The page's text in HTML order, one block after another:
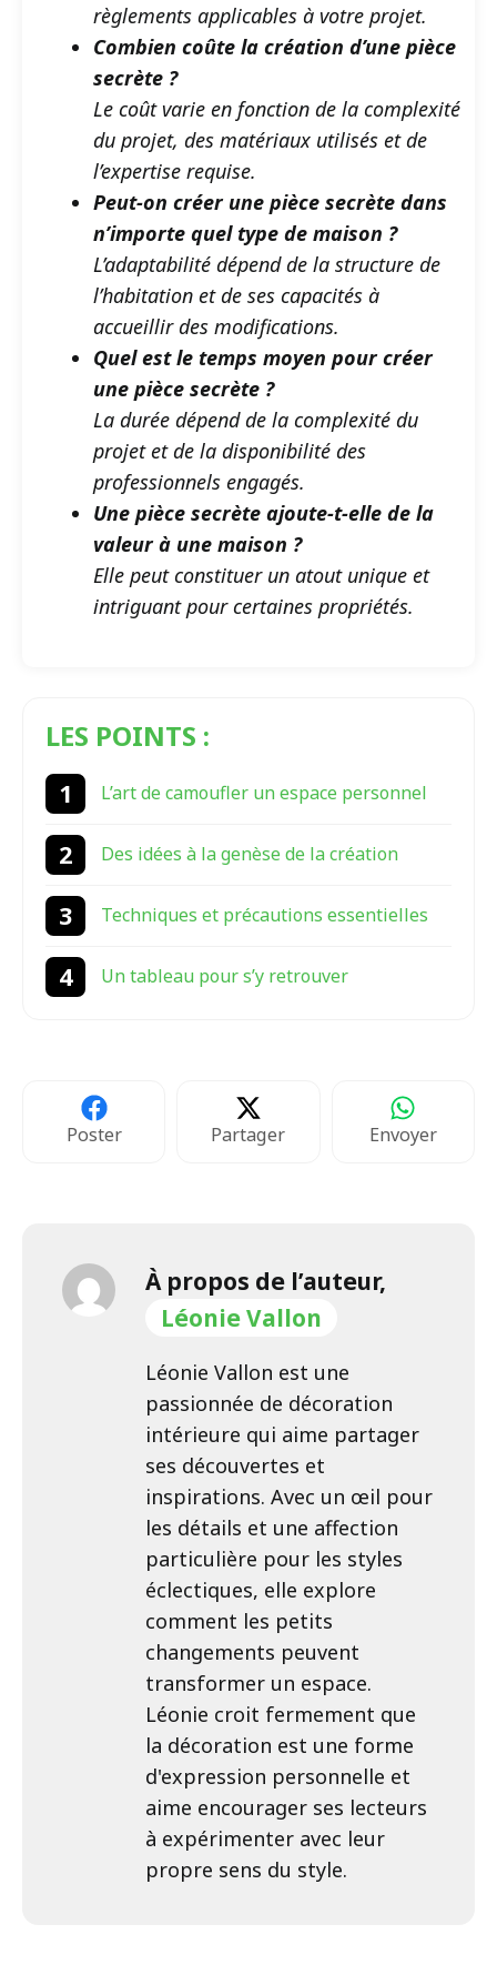
règlements applicables à votre projet.
Combien coûte la création d’une pièce
secrète ?
Le coût varie en fonction de la complexité
du projet, des matériaux utilisés et de
l’expertise requise.
Peut-on créer une pièce secrète dans
n’importe quel type de maison ?
L’adaptabilité dépend de la structure de
l’habitation et de ses capacités à
accueillir des modifications.
Quel est le temps moyen pour créer
une pièce secrète ?
La durée dépend de la complexité du
projet et de la disponibilité des
professionnels engagés.
Une pièce secrète ajoute-t-elle de la
valeur à une maison ?
Elle peut constituer un atout unique et
intriguant pour certaines propriétés.
LES POINTS :
L’art de camoufler un espace personnel
Des idées à la genèse de la création
Techniques et précautions essentielles
Un tableau pour s’y retrouver
Poster Partager Envoyer
À propos de l’auteur,
Léonie Vallon
Léonie Vallon est une
passionnée de décoration
intérieure qui aime partager
ses découvertes et
inspirations. Avec un œil pour
les détails et une affection
particulière pour les styles
éclectiques, elle explore
comment les petits
changements peuvent
transformer un espace.
Léonie croit fermement que
la décoration est une forme
d'expression personnelle et
aime encourager ses lecteurs
à expérimenter avec leur
propre sens du style.